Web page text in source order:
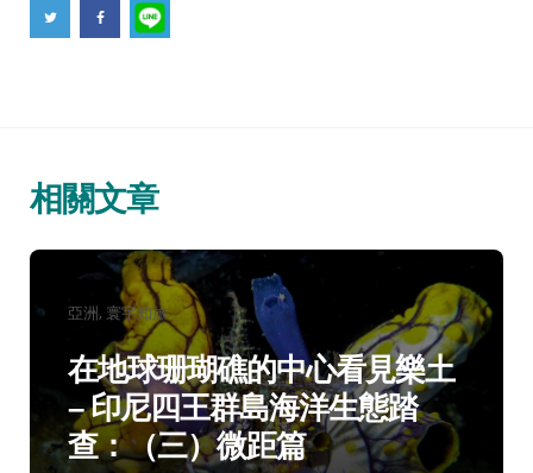
相關文章
分
類：
亞洲 寰宇知旅
在地球珊瑚礁的中心看見樂土
– 印尼四王群島海洋生態踏
查：（三）微距篇